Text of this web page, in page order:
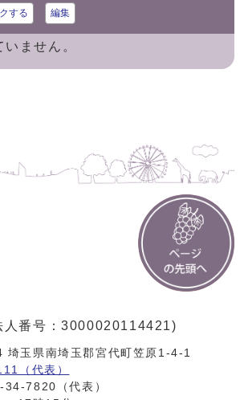
する 編集
ません。
人番号：3000020114421)
玉県南埼玉郡宮代町笠原1-4-1
（代表）
34-7820（代表）